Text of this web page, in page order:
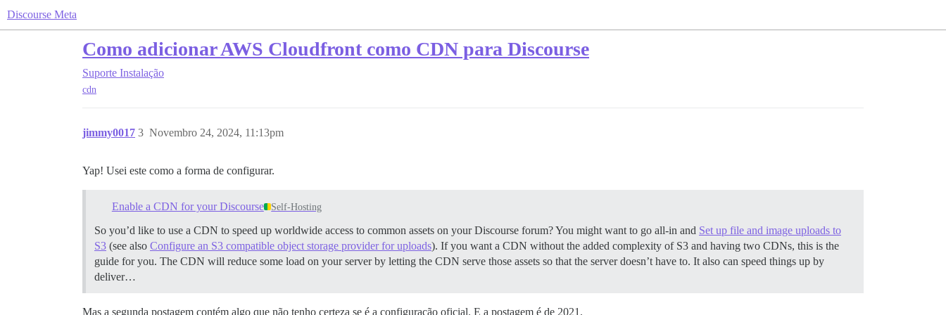
Discourse Meta
Como adicionar AWS Cloudfront como CDN para Discourse
Suporte Instalação
cdn
jimmy0017 Novembro 24, 2024, 11:13pm
3
Yap! Usei este como a forma de configurar.
Enable a CDN for your Discourse Self-Hosting
So you’d like to use a CDN to speed up worldwide access to common assets on your Discourse forum? You might want to go all-in and Set up file and image uploads to
S3 (see also Configure an S3 compatible object storage provider for uploads). If you want a CDN without the added complexity of S3 and having two CDNs, this is the
guide for you. The CDN will reduce some load on your server by letting the CDN serve those assets so that the server doesn’t have to. It also can speed things up by
deliver…
Mas a segunda postagem contém algo que não tenho certeza se é a configuração oficial. E a postagem é de 2021.